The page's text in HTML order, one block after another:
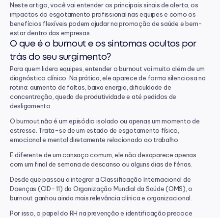
Neste artigo, você vai entender os principais sinais de alerta, os
impactos do esgotamento profissional nas equipes e como os
benefícios flexíveis podem ajudar na promoção de saúde e bem-
estar dentro das empresas.
O que é o burnout e os sintomas ocultos por
trás do seu surgimento?
Para quem lidera equipes, entender o burnout vai muito além de um
diagnóstico clínico. Na prática, ele aparece de forma silenciosa na
rotina: aumento de faltas, baixa energia, dificuldade de
concentração, queda de produtividade e até pedidos de
desligamento.
O burnout não é um episódio isolado ou apenas um momento de
estresse. Trata-se de um estado de esgotamento físico,
emocional e mental diretamente relacionado ao trabalho.
E diferente de um cansaço comum, ele não desaparece apenas
com um final de semana de descanso ou alguns dias de férias.
Desde que passou a integrar a Classificação Internacional de
Doenças (CID-11) da Organização Mundial da Saúde (OMS), o
burnout ganhou ainda mais relevância clínica e organizacional.
Por isso, o papel do RH na prevenção e identificação precoce